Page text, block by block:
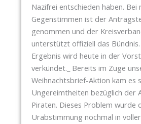
Nazifrei entschieden haben. Bei
Gegenstimmen ist der
genommen und der
unterstützt offiziell das
Ergebnis wird heute in der
verkündet._ Bereits im Zuge
Weihnachtsbrief-Aktion kam es
Ungereimtheiten bezüglich der
Piraten. Dieses Problem wurde
Urabstimmung nochmal in